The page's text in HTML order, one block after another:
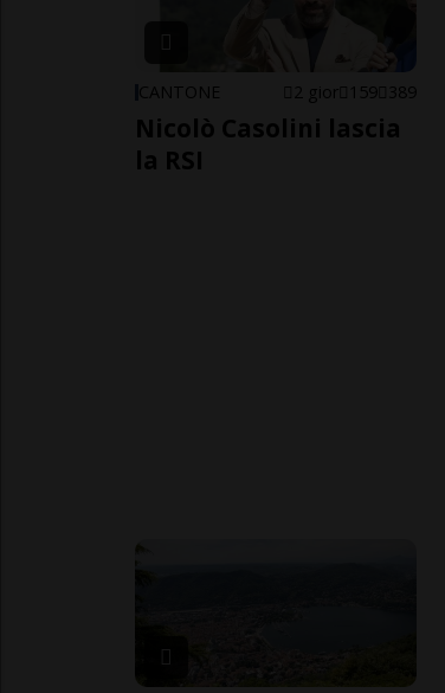
CANTONE 2 gior 159 389
Nicolò Casolini lascia
la RSI